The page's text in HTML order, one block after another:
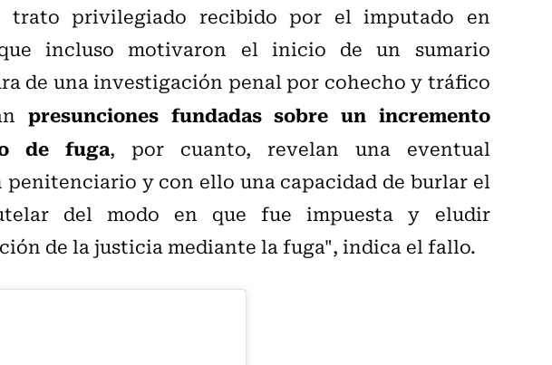
trato privilegiado recibido por el imputado en
incluso motivaron el inicio de un sumario
de una investigación penal por cohecho y tráfico
presunciones fundadas sobre un incremento
de fuga, por cuanto, revelan una eventual
y con ello una capacidad de burlar el
del modo en que fue impuesta y eludir
de la justicia mediante la fuga", indica el fallo.